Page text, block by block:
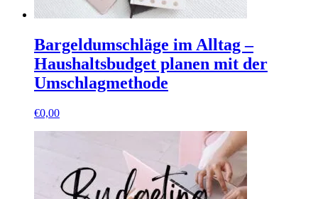
Bargeldumschläge im Alltag –
Haushaltsbudget planen mit der
Umschlagmethode
€0,00